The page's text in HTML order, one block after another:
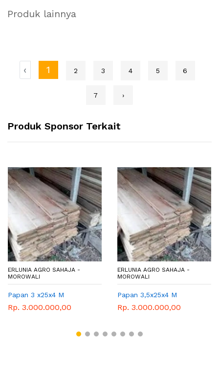
Produk lainnya
‹ 1 2 3 4 5 6
7 ›
Produk Sponsor Terkait
ERLUNIA AGRO SAHAJA -
MOROWALI
Papan 3 x25x4 M
Rp. 3.000.000,00
ERLUNIA AGRO SAHAJA -
MOROWALI
Papan 3,5x25x4 M
Rp. 3.000.000,00